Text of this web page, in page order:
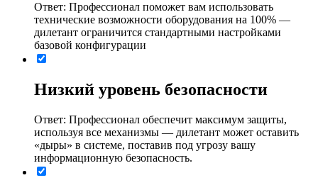
Ответ: Профессионал поможет вам использовать
технические возможности оборудования на 100% ―
дилетант ограничится стандартными настройками
базовой конфигурации
Низкий уровень безопасности
Ответ: Профессионал обеспечит максимум защиты,
используя все механизмы ― дилетант может оставить
«дыры» в системе, поставив под угрозу вашу
информационную безопасность.